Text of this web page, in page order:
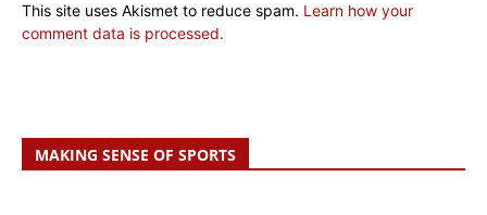
This site uses Akismet to reduce spam. Learn how your
comment data is processed.
MAKING SENSE OF SPORTS